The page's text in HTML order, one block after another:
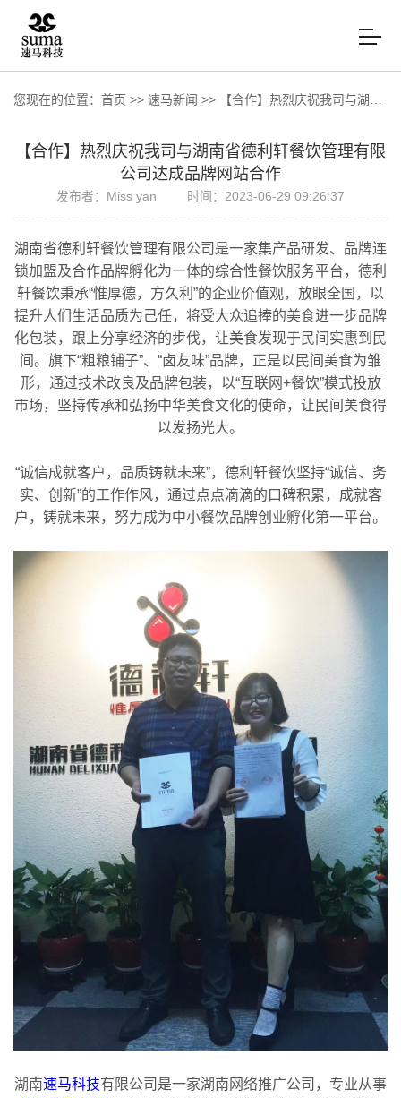
您现在的位置： 首页 >> 速马新闻 >> 【合作】热烈庆祝我司与湖南省德利轩餐饮管理有限公司达成品牌网站合作
【合作】热烈庆祝我司与湖南省德利轩餐饮管理有限
公司达成品牌网站合作
发布者：Miss yan 时间：2023-06-29 09:26:37
湖南省德利轩餐饮管理有限公司是一家集产品研发、品牌连
锁加盟及合作品牌孵化为一体的综合性餐饮服务平台，德利
轩餐饮秉承“惟厚德，方久利”的企业价值观，放眼全国，以
提升人们生活品质为己任，将受大众追捧的美食进一步品牌
化包装，跟上分享经济的步伐，让美食发现于民间实惠到民
间。旗下“粗粮铺子”、“卤友味”品牌，正是以民间美食为雏
形，通过技术改良及品牌包装，以“互联网+餐饮”模式投放
市场，坚持传承和弘扬中华美食文化的使命，让民间美食得
以发扬光大。
“诚信成就客户，品质铸就未来”，德利轩餐饮坚持“诚信、务
实、创新”的工作作风，通过点点滴滴的口碑积累，成就客
户，铸就未来，努力成为中小餐饮品牌创业孵化第一平台。
湖南速马科技有限公司是一家湖南网络推广公司，专业从事